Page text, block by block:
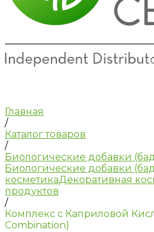
Главная
/
Каталог товаров
/
Биологические добавки
Биологические добавки
косметикаДекоративная
продуктов
/
Комплекс с Каприловой
Combination)